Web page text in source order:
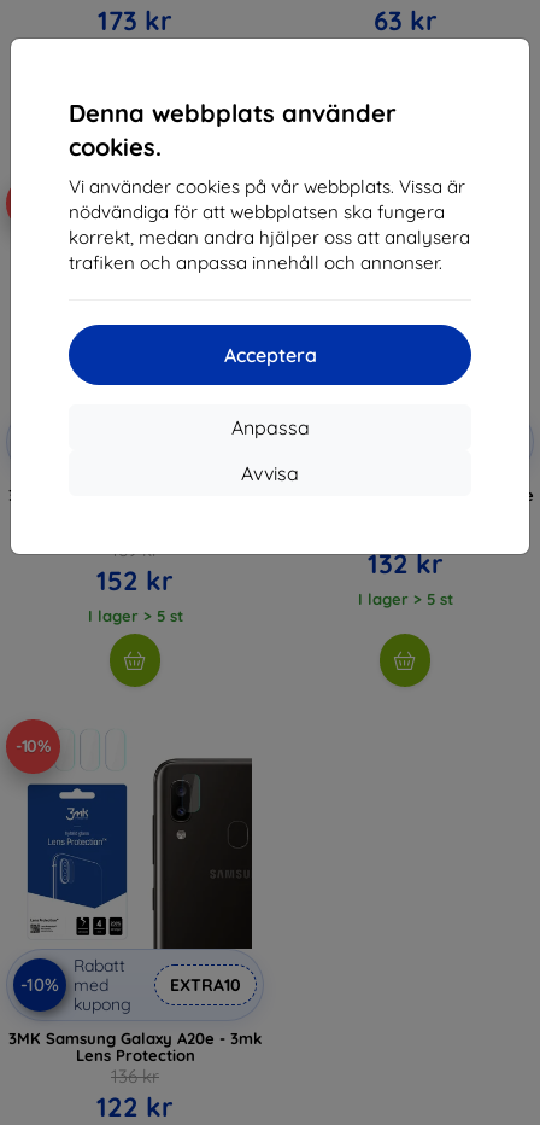
Denna webbplats använder
cookies.
Vi använder cookies på vår webbplats. Vissa är
nödvändiga för att webbplatsen ska fungera
korrekt, medan andra hjälper oss att analysera
trafiken och anpassa innehåll och annonser.
Acceptera
Anpassa
Avvisa
173 kr 63 kr
EXTRA10
3MK Samsung Galaxy A20e - 3mk
169 kr
152 kr
I lager > 5 st
-10%
-10%
3MK FlexibleGlass Sam A202 A20e
132 kr
I lager > 5 st
-10%
-10%
Rabatt
med
kupong
EXTRA10
3MK Samsung Galaxy A20e - 3mk
Lens Protection
136 kr
122 kr